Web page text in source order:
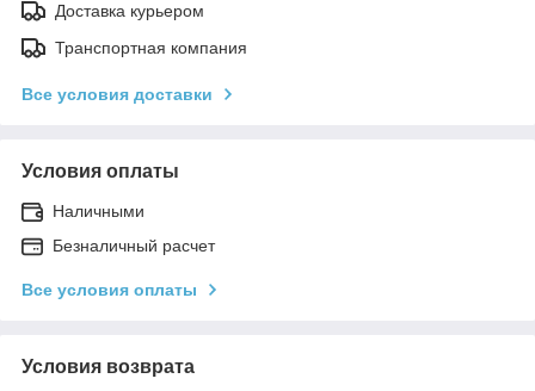
Доставка курьером
Транспортная компания
Все условия доставки
Условия оплаты
Наличными
Безналичный расчет
Все условия оплаты
Условия возврата